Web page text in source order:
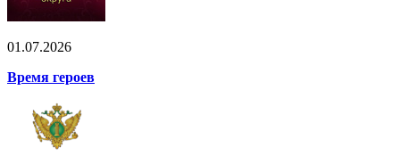
01.07.2026
Время героев